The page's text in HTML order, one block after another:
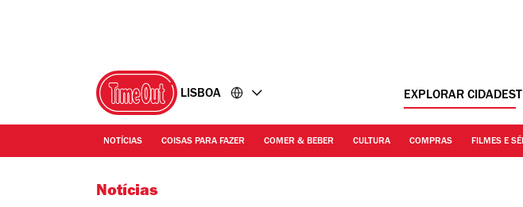
LISBOA EXPLORAR CIDADES
NOTÍCIAS COISAS PARA FAZER COMER & BEBER CULTURA COMPRAS FILMES E
Notícias